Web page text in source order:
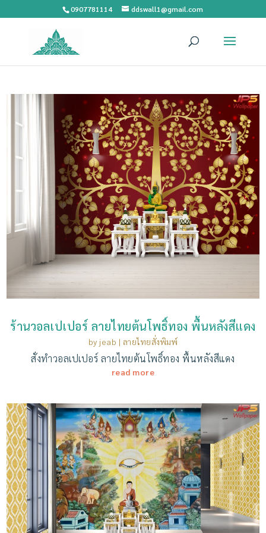
0907781114 ddswall1@gmail.com
ร้านวอลเปเปอร์ ลายไทยต้นโพธิ์ทอง พื้นหลังสีแดง
by jeab | ลายไทยสั่งพิมพ์
สั่งทำวอลเปเปอร์ ลายไทยต้นโพธิ์ทอง พื้นหลังสีแดง
read more